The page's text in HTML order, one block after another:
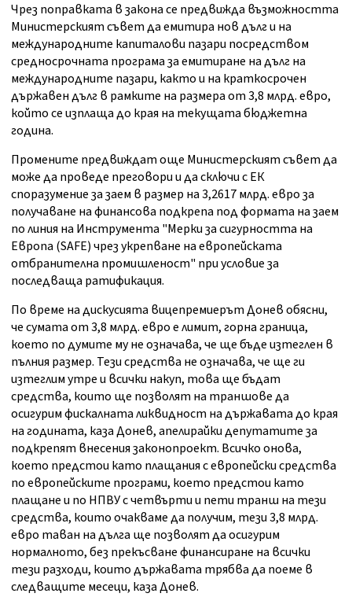
Чрез поправката в закона се предвижда възможността
Министерският съвет да емитира нов дълг и на
международните капиталови пазари посредством
средносрочната програма за емитиране на дълг на
международните пазари, както и на краткосрочен
държавен дълг в рамките на размера от 3,8 млрд. евро,
който се изплаща до края на текущата бюджетна
година.
Промените предвиждат още Министерският съвет да
може да проведе преговори и да сключи с ЕК
споразумение за заем в размер на 3,2617 млрд. евро за
получаване на финансова подкрепа под формата на заем
по линия на Инструмента "Мерки за сигурността на
Европа (SAFE) чрез укрепване на европейската
отбранителна промишленост" при условие за
последваща ратификация.
По време на дискусията вицепремиерът Донев обясни,
че сумата от 3,8 млрд. евро е лимит, горна граница,
което по думите му не означава, че ще бъде изтеглен в
пълния размер. Тези средства не означава, че ще ги
изтеглим утре и всички накуп, това ще бъдат
средства, които ще позволят на траншове да
осигурим фискалната ликвидност на държавата до края
на годината, каза Донев, апелирайки депутатите за
подкрепят внесения законопроект. Всичко онова,
което предстои като плащания с европейски средства
по европейските програми, което предстои като
плащане и по НПВУ с четвърти и пети транш на тези
средства, които очакваме да получим, тези 3,8 млрд.
евро таван на дълга ще позволят да осигурим
нормалното, без прекъсване финансиране на всички
тези разходи, които държавата трябва да поеме в
следващите месеци, каза Донев.